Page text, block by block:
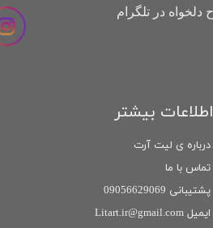
در تلگرام
اطلاعات بیشتر
درباره ی لیت آرت
تماس با ما
پشتیبانی 09056629069
ایمیل Litart.ir@gmail.com